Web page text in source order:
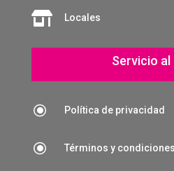
 Locales
Servicio
\ Política de privacidad
\ Términos y condiciones